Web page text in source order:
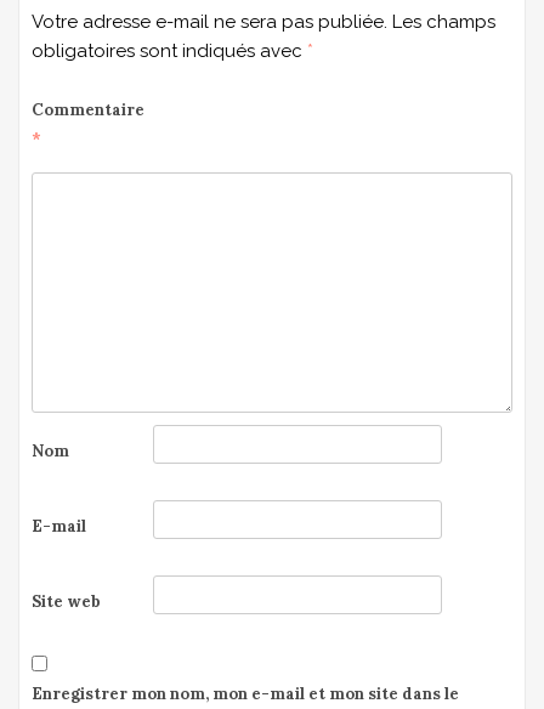
Votre adresse e-mail ne sera pas publiée. Les champs
obligatoires sont indiqués avec *
Commentaire
*
Nom
E-mail
Site web
Enregistrer mon nom, mon e-mail et mon site dans le